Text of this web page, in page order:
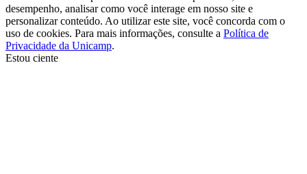
desempenho, analisar como você interage em nosso site e
personalizar conteúdo. Ao utilizar este site, você concorda com o
uso de cookies. Para mais informações, consulte a Política de
Privacidade da Unicamp.
Estou ciente